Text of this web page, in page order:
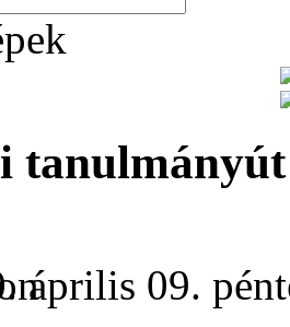
tanulmányút
április 09.